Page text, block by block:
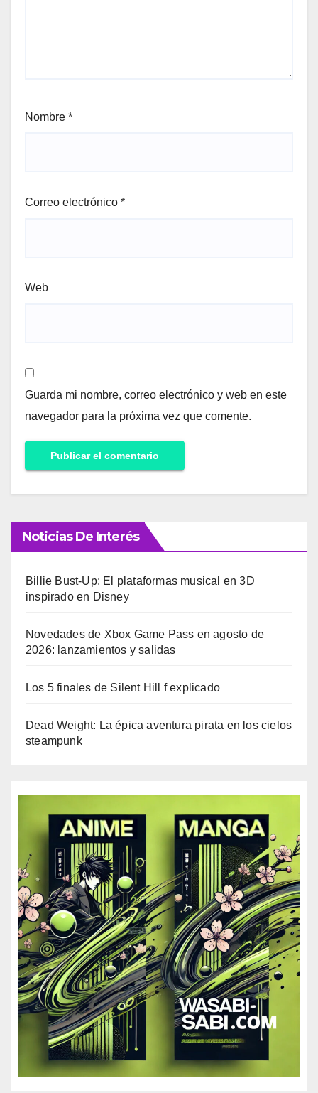
Nombre *
Correo electrónico *
Web
Guarda mi nombre, correo electrónico y web en este
navegador para la próxima vez que comente.
Noticias De Interés
Billie Bust-Up: El plataformas musical en 3D
inspirado en Disney
Novedades de Xbox Game Pass en agosto de
2026: lanzamientos y salidas
Los 5 finales de Silent Hill f explicado
Dead Weight: La épica aventura pirata en los cielos
steampunk